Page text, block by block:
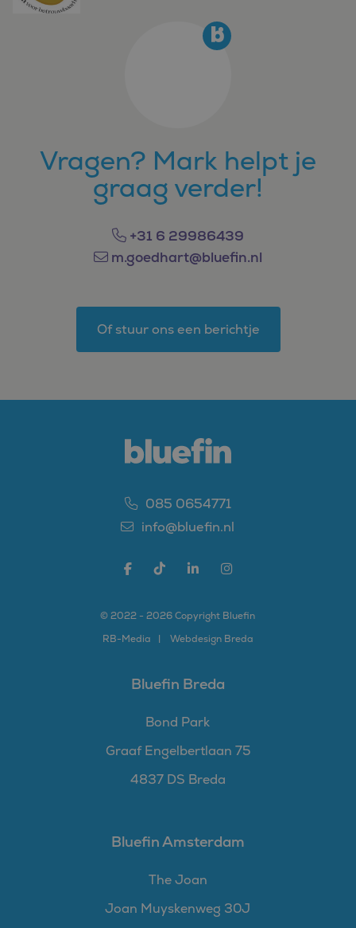
Vragen? Mark helpt je
graag verder!
+31 6 29986439
m.goedhart@bluefin.nl
Of stuur ons een berichtje
085 0654771
info@bluefin.nl
© 2022 - 2026 Copyright Bluefin
RB-Media Webdesign Breda
Bluefin Breda
Bond Park
Graaf Engelbertlaan 75
4837 DS Breda
Bluefin Amsterdam
The Joan
Joan Muyskenweg 30J